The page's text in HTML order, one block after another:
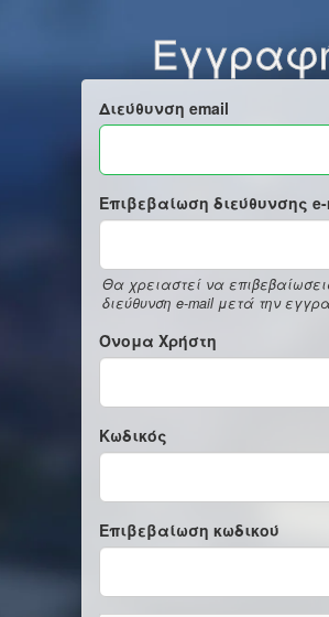
Διεύθυνση email
Επιβεβαίωση διεύθυνσης
Θα χρειαστεί να
διεύθυνση e-mail μετά την
Όνομα Χρήστη
Κωδικός
Επιβεβαίωση κωδικού